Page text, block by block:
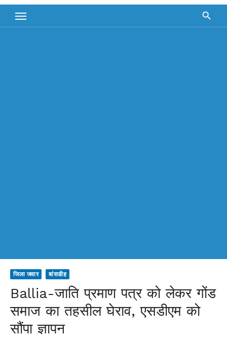
जिला जवार बांसडीह
Ballia-जाति प्रमाण पत्र को लेकर गोंड
समाज का तहसील घेराव, एसडीएम को
सौंपा ज्ञापन